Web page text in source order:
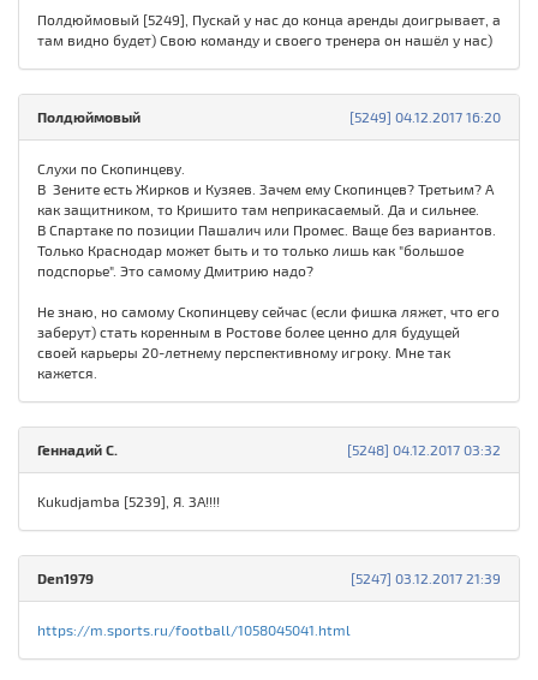
Полдюймовый [5249], Пускай у нас до конца аренды доигрывает, а
там видно будет) Свою команду и своего тренера он нашёл у нас)
[5249] 04.12.2017 16:20
Полдюймовый
Слухи по Скопинцеву.
В Зените есть Жирков и Кузяев. Зачем ему Скопинцев? Третьим? А
как защитником, то Кришито там неприкасаемый. Да и сильнее.
В Спартаке по позиции Пашалич или Промес. Ваще без вариантов.
Только Краснодар может быть и то только лишь как "большое
подспорье". Это самому Дмитрию надо?
Не знаю, но самому Скопинцеву сейчас (если фишка ляжет, что его
заберут) стать коренным в Ростове более ценно для будущей
своей карьеры 20-летнему перспективному игроку. Мне так
кажется.
[5248] 04.12.2017 03:32
Геннадий С.
Kukudjamba [5239], Я. ЗА!!!!
[5247] 03.12.2017 21:39
Den1979
https://m.sports.ru/football/1058045041.html